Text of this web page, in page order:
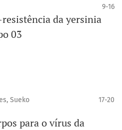
9-16
da yersinia
03
Sueko
17-20
para o vírus da